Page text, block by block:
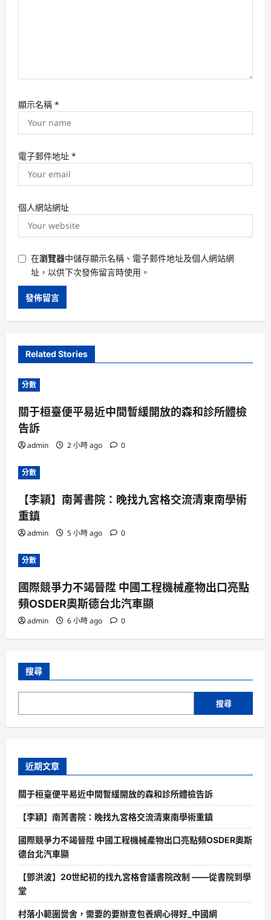
顯示名稱 *
電子郵件地址 *
個人網站網址
在瀏覽器中儲存顯示名稱、電子郵件地址及個人網站網
址，以供下次發佈留言時使用。
Related Stories
分數
關于桓臺便平易近中間暫緩開放的森和診所體檢
告訴
admin 2 小時 ago 0
分數
【李穎】南菁書院：晚找九宮格交流清東南學術
重鎮
admin 5 小時 ago 0
分數
國際競爭力不竭晉陞 中國工程機械產物出口亮點
頻OSDER奧斯德台北汽車顯
admin 6 小時 ago 0
搜尋
搜尋
近期文章
關于桓臺便平易近中間暫緩開放的森和診所體檢告訴
【李穎】南菁書院：晚找九宮格交流清東南學術重鎮
國際競爭力不竭晉陞 中國工程機械產物出口亮點頻OSDER奧斯
德台北汽車顯
【鄧洪波】20世紀初的找九宮格會議書院改制 ——從書院到學
堂
村落小範圍黌舍，需要的要辦查包養網心得好_中國網